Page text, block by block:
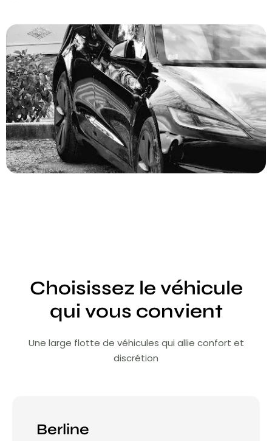
Choisissez le véhicule
qui vous convient
Une large flotte de véhicules qui allie confort et
discrétion
Berline